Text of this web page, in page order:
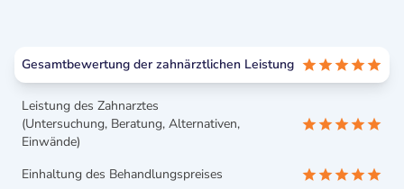
Gesamtbewertung der zahnärztlichen Leistung
Leistung des Zahnarztes
(Untersuchung, Beratung, Alternativen,
Einwände)
Einhaltung des Behandlungspreises